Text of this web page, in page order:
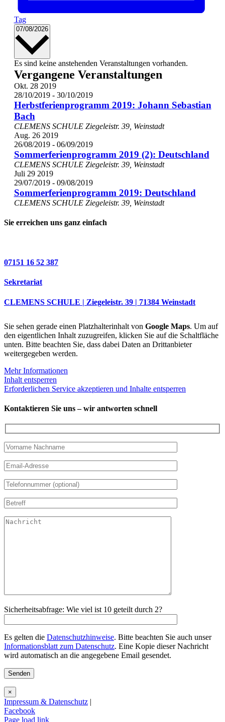
Tag
07/08/2026 Datum
Kalender
von
Veranstaltungen
Es sind keine anstehenden Veranstaltungen vorhanden.
Vergangene Veranstaltungen
Okt. 28 2019
28/10/2019- 30/10/2019
Herbstferienprogramm 2019: Johann Sebastian
Bach
CLEMENS SCHULE Ziegeleistr. 39, Weinstadt
Aug. 26 2019
26/08/2019- 06/09/2019
Sommerferienprogramm 2019 (2): Deutschland
CLEMENS SCHULE Ziegeleistr. 39, Weinstadt
Juli 29 2019
29/07/2019- 09/08/2019
Sommerferienprogramm 2019: Deutschland
CLEMENS SCHULE Ziegeleistr. 39, Weinstadt
Sie erreichen uns ganz einfach
07151 16 52 387
Sekretariat
CLEMENS SCHULE | Ziegeleistr. 39 | 71384 Weinstadt
Sie sehen gerade einen Platzhalterinhalt von Google Maps. Um auf
den eigentlichen Inhalt zuzugreifen, klicken Sie auf die Schaltfläche
unten. Bitte beachten Sie, dass dabei Daten an Drittanbieter
weitergegeben werden.
Mehr Informationen
Inhalt entsperren
Erforderlichen Service akzeptieren und Inhalte entsperren
Kontaktieren Sie uns – wir antworten schnell
Sicherheitsabfrage: Wie viel ist 10 geteilt durch 2?
Es gelten die Datenschutzhinweise. Bitte beachten Sie auch unser
Informationsblatt zum Datenschutz. Eine Kopie dieser Nachricht
wird automatisch an die angegebene Email gesendet.
×
Impressum & Datenschutz |
Facebook
Page load link